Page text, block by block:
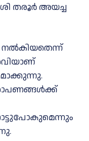
തരൂർ അയച്ച